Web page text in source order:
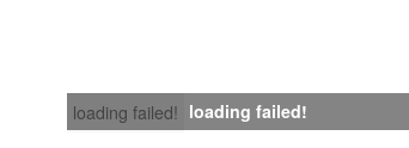
loading failed! loading failed!